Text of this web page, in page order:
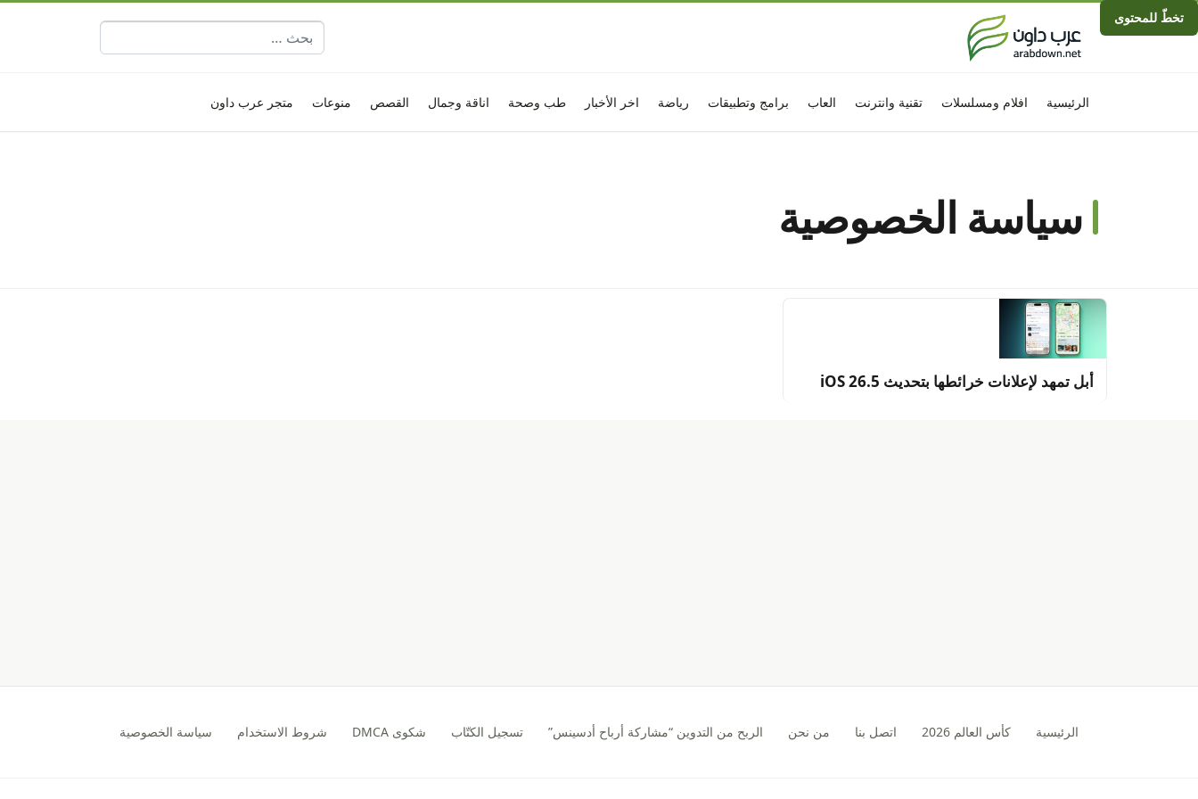
تخطّ للمحتوى
البحث عن:
الرئيسية افلام ومسلسلات تقنية وانترنت العاب برامج وتطبيقات رياضة اخر الأخبار طب وصحة اناقة وجمال القصص منوعات متجر عرب داون
سياسة الخصوصية
أبل تمهد لإعلانات خرائطها بتحديث iOS 26.5
الرئيسية كأس العالم 2026 اتصل بنا من نحن الربح من التدوين “مشاركة أرباح أدسينس” تسجيل الكتّاب شكوى DMCA شروط الاستخدام سياسة الخصوصية